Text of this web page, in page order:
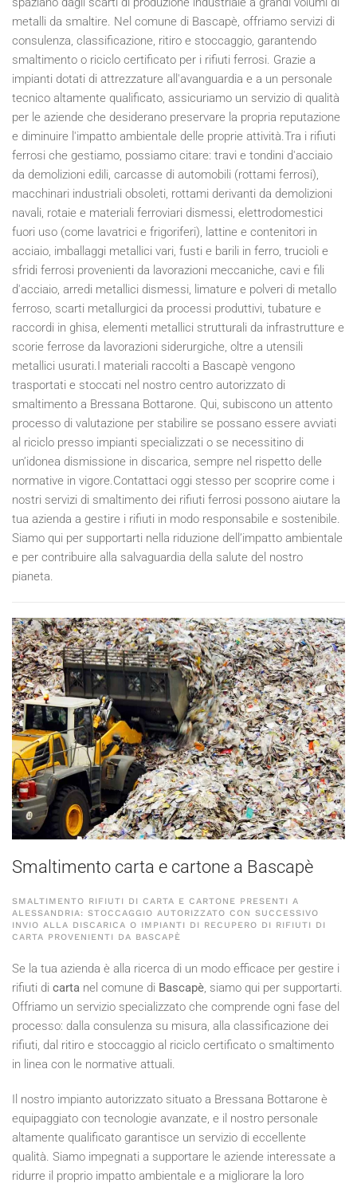
metalli da smaltire. Nel comune di Bascapè, offriamo servizi di
consulenza, classificazione, ritiro e stoccaggio, garantendo
smaltimento o riciclo certificato per i rifiuti ferrosi. Grazie a
impianti dotati di attrezzature all'avanguardia e a un personale
tecnico altamente qualificato, assicuriamo un servizio di qualità
per le aziende che desiderano preservare la propria reputazione
e diminuire l'impatto ambientale delle proprie attività.Tra i rifiuti
ferrosi che gestiamo, possiamo citare: travi e tondini d'acciaio
da demolizioni edili, carcasse di automobili (rottami ferrosi),
macchinari industriali obsoleti, rottami derivanti da demolizioni
navali, rotaie e materiali ferroviari dismessi, elettrodomestici
fuori uso (come lavatrici e frigoriferi), lattine e contenitori in
acciaio, imballaggi metallici vari, fusti e barili in ferro, trucioli e
sfridi ferrosi provenienti da lavorazioni meccaniche, cavi e fili
d'acciaio, arredi metallici dismessi, limature e polveri di metallo
ferroso, scarti metallurgici da processi produttivi, tubature e
raccordi in ghisa, elementi metallici strutturali da infrastrutture e
scorie ferrose da lavorazioni siderurgiche, oltre a utensili
metallici usurati.I materiali raccolti a Bascapè vengono
trasportati e stoccati nel nostro centro autorizzato di
smaltimento a Bressana Bottarone. Qui, subiscono un attento
processo di valutazione per stabilire se possano essere avviati
al riciclo presso impianti specializzati o se necessitino di
un’idonea dismissione in discarica, sempre nel rispetto delle
normative in vigore.Contattaci oggi stesso per scoprire come i
nostri servizi di smaltimento dei rifiuti ferrosi possono aiutare la
tua azienda a gestire i rifiuti in modo responsabile e sostenibile.
Siamo qui per supportarti nella riduzione dell’impatto ambientale
e per contribuire alla salvaguardia della salute del nostro
pianeta.
Smaltimento carta e cartone a Bascapè
SMALTIMENTO RIFIUTI DI CARTA E CARTONE PRESENTI A
ALESSANDRIA: STOCCAGGIO AUTORIZZATO CON SUCCESSIVO
INVIO ALLA DISCARICA O IMPIANTI DI RECUPERO DI RIFIUTI DI
CARTA PROVENIENTI DA BASCAPÈ
Se la tua azienda è alla ricerca di un modo efficace per gestire i
rifiuti di carta nel comune di Bascapè, siamo qui per supportarti.
Offriamo un servizio specializzato che comprende ogni fase del
processo: dalla consulenza su misura, alla classificazione dei
rifiuti, dal ritiro e stoccaggio al riciclo certificato o smaltimento
in linea con le normative attuali.
Il nostro impianto autorizzato situato a Bressana Bottarone è
equipaggiato con tecnologie avanzate, e il nostro personale
altamente qualificato garantisce un servizio di eccellente
qualità. Siamo impegnati a supportare le aziende interessate a
ridurre il proprio impatto ambientale e a migliorare la loro